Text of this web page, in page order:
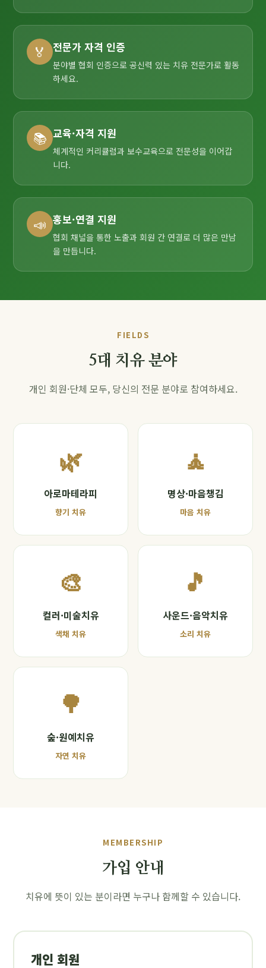
🏅 전문가 자격 인증
분야별 협회 인증으로 공신력 있는 치유 전문가로 활동
하세요.
📚 교육·자격 지원
체계적인 커리큘럼과 보수교육으로 전문성을 이어갑
니다.
📣 홍보·연결 지원
협회 채널을 통한 노출과 회원 간 연결로 더 많은 만남
을 만듭니다.
FIELDS
5대 치유 분야
개인 회원·단체 모두, 당신의 전문 분야로 참여하세요.
🌿
아로마테라피
향기 치유
🧘
명상·마음챙김
마음 치유
🎨
컬러·미술치유
색채 치유
🎵
사운드·음악치유
소리 치유
🌳
숲·원예치유
자연 치유
MEMBERSHIP
가입 안내
치유에 뜻이 있는 분이라면 누구나 함께할 수 있습니다.
개인 회원